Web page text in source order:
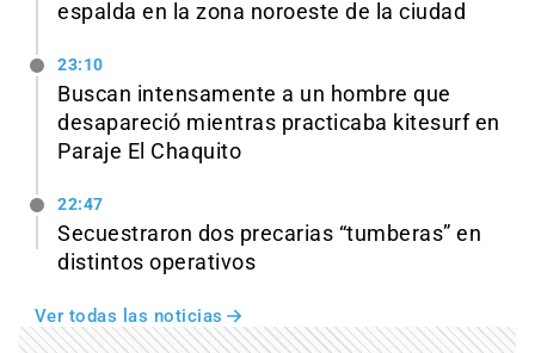
espalda en la zona noroeste de la ciudad
23:10
Buscan intensamente a un hombre que
desapareció mientras practicaba kitesurf en
Paraje El Chaquito
22:47
Secuestraron dos precarias “tumberas” en
distintos operativos
Ver todas las noticias